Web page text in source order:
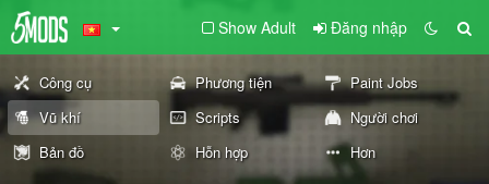
Show Adult Đăng nhập
Công cụ Phương tiện
Paint Jobs
Vũ khí
Scripts
Người chơi
Bản đồ
Hỗn hợp Hơn